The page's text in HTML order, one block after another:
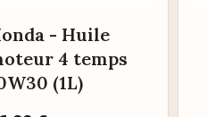
- Huile
4 temps
(1L)